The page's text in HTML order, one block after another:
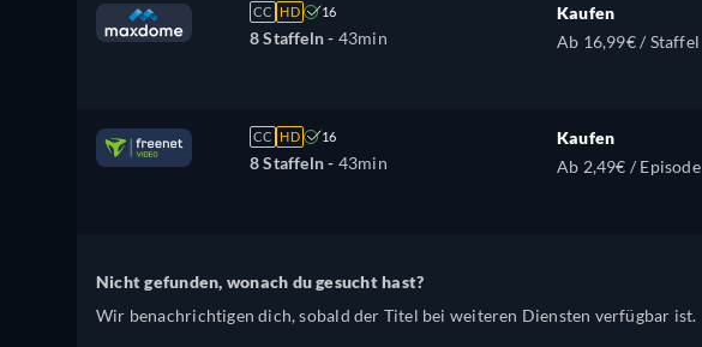
CC HD 16
8 Staffeln - 43min
Kaufen
Ab 16,99€ / Staffel
CC HD 16
8 Staffeln - 43min
Kaufen
Ab 2,49€ / Episode
Nicht gefunden, wonach du gesucht hast?
Wir benachrichtigen dich, sobald der Titel bei weiteren Diensten verfügbar ist.